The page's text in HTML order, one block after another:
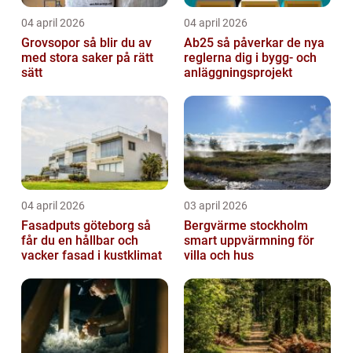
04 april 2026
Grovsopor så blir du av
med stora saker på rätt
sätt
04 april 2026
Ab25 så påverkar de nya
reglerna dig i bygg- och
anläggningsprojekt
04 april 2026
Fasadputs göteborg så
får du en hållbar och
vacker fasad i kustklimat
03 april 2026
Bergvärme stockholm
smart uppvärmning för
villa och hus